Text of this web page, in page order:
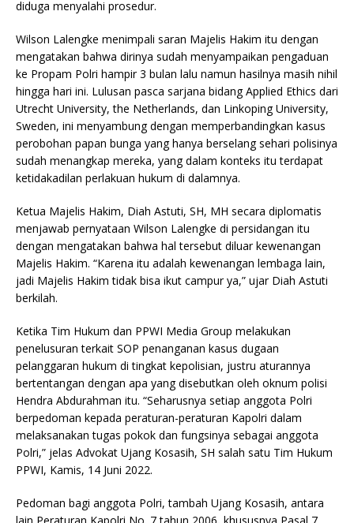
diduga menyalahi prosedur.
Wilson Lalengke menimpali saran Majelis Hakim itu dengan
mengatakan bahwa dirinya sudah menyampaikan pengaduan
ke Propam Polri hampir 3 bulan lalu namun hasilnya masih nihil
hingga hari ini. Lulusan pasca sarjana bidang Applied Ethics dari
Utrecht University, the Netherlands, dan Linkoping University,
Sweden, ini menyambung dengan memperbandingkan kasus
perobohan papan bunga yang hanya berselang sehari polisinya
sudah menangkap mereka, yang dalam konteks itu terdapat
ketidakadilan perlakuan hukum di dalamnya.
Ketua Majelis Hakim, Diah Astuti, SH, MH secara diplomatis
menjawab pernyataan Wilson Lalengke di persidangan itu
dengan mengatakan bahwa hal tersebut diluar kewenangan
Majelis Hakim. “Karena itu adalah kewenangan lembaga lain,
jadi Majelis Hakim tidak bisa ikut campur ya,” ujar Diah Astuti
berkilah.
Ketika Tim Hukum dan PPWI Media Group melakukan
penelusuran terkait SOP penanganan kasus dugaan
pelanggaran hukum di tingkat kepolisian, justru aturannya
bertentangan dengan apa yang disebutkan oleh oknum polisi
Hendra Abdurahman itu. “Seharusnya setiap anggota Polri
berpedoman kepada peraturan-peraturan Kapolri dalam
melaksanakan tugas pokok dan fungsinya sebagai anggota
Polri,” jelas Advokat Ujang Kosasih, SH salah satu Tim Hukum
PPWI, Kamis, 14 Juni 2022.
Pedoman bagi anggota Polri, tambah Ujang Kosasih, antara
lain Peraturan Kapolri No. 7 tahun 2006, khususnya Pasal 7